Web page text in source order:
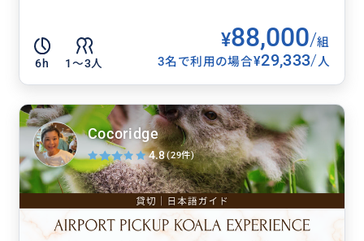
6h 1〜3人
¥88,000/組
3名で利用の場合¥29,333/人
Cocoridge
4.8(29件)